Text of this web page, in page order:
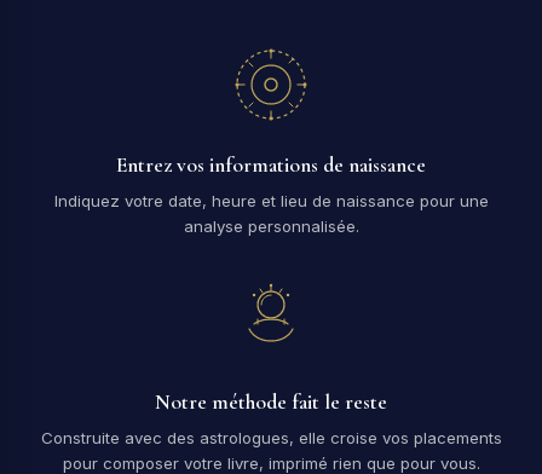
Entrez vos informations de naissance
Indiquez votre date, heure et lieu de naissance pour une
analyse personnalisée.
Notre méthode fait le reste
Construite avec des astrologues, elle croise vos placements
pour composer votre livre, imprimé rien que pour vous.